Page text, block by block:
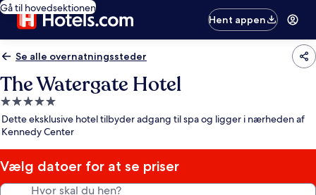
Gå til hovedsektionen
Hent appen
Se alle overnatningssteder
The Watergate Hotel
5.0-
stjernet
overnatningssted
Dette eksklusive hotel tilbyder adgang til spa og ligger i nærheden af
Kennedy Center
Vælg datoer for at se priser
Hvor skal du hen?